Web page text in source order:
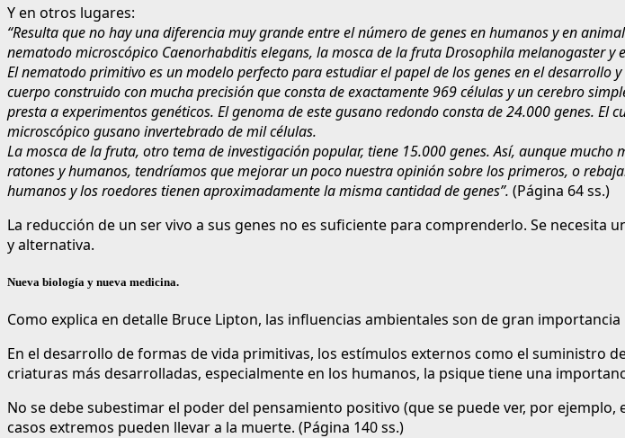
Y en otros lugares:
“Resulta que no hay una diferencia muy grande entre el número de genes en humanos y en
nematodo microscópico Caenorhabditis elegans, la mosca de la fruta Drosophila melanogaster y
El nematodo primitivo es un modelo perfecto para estudiar el papel de los genes en el
cuerpo construido con mucha precisión que consta de exactamente 969 células y un cerebro
presta a experimentos genéticos. El genoma de este gusano redondo consta de 24.000 genes.
microscópico gusano invertebrado de mil células.
La mosca de la fruta, otro tema de investigación popular, tiene 15.000 genes. Así, aunque
ratones y humanos, tendríamos que mejorar un poco nuestra opinión sobre los primeros, o
humanos y los roedores tienen aproximadamente la misma cantidad de genes”. (Página 64 ss.)
La reducción de un ser vivo a sus genes no es suficiente para comprenderlo. Se
y alternativa.
Nueva biología y nueva medicina.
Como explica en detalle Bruce Lipton, las influencias ambientales son de gran
En el desarrollo de formas de vida primitivas, los estímulos externos como el suministro
criaturas más desarrolladas, especialmente en los humanos, la psique tiene una
No se debe subestimar el poder del pensamiento positivo (que se puede ver, por
casos extremos pueden llevar a la muerte. (Página 140 ss.)